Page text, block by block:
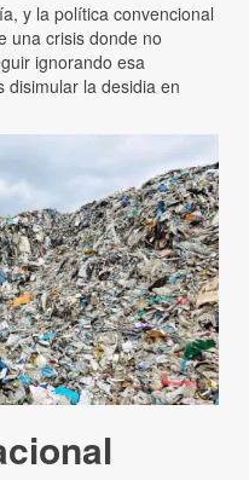
y la política convencional
una crisis donde no
ignorando esa
disimular la desidia en